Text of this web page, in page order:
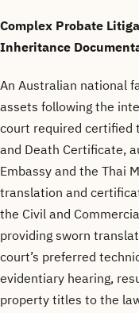
Complex Probate
Inheritance
An Australian national
assets following the
court required certified
and Death Certificate,
Embassy and the Thai
translation and
the Civil and
providing sworn
court’s preferred
evidentiary hearing,
property titles to the